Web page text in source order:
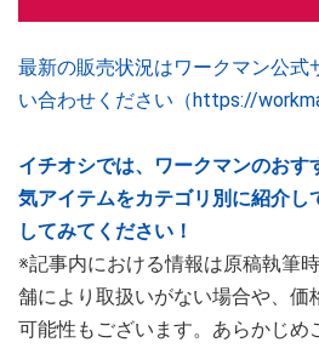
最新の販売状況はワークマン公式
い合わせください（https://
イチオシでは、ワークマンのおす
気アイテムをカテゴリ別に紹介し
してみてください！
※記事内における情報は原稿執筆
舗により取扱いがない場合や、価
可能性もございます。あらかじめ